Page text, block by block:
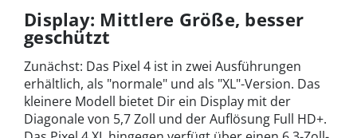
Display: Mittlere Größe, besser
geschützt
Zunächst: Das Pixel 4 ist in zwei Ausführungen
erhältlich, als "normale" und als "XL"-Version. Das
kleinere Modell bietet Dir ein Display mit der
Diagonale von 5,7 Zoll und der Auflösung Full HD+.